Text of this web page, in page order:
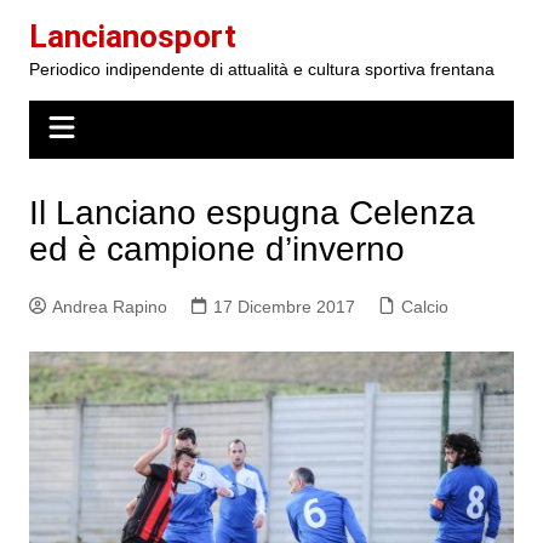
contenuto
Lancianosport
Periodico indipendente di attualità e cultura sportiva frentana
Il Lanciano espugna Celenza
ed è campione d’inverno
Andrea Rapino 17 Dicembre 2017 Calcio